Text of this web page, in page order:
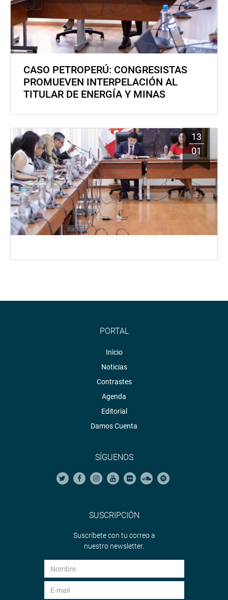
CASO PETROPERÚ: CONGRESISTAS
PROMUEVEN INTERPELACIÓN AL
TITULAR DE ENERGÍA Y MINAS
13
01
PORTAL
Inicio
Noticias
Contrastes
Agenda
Editorial
Damos Cuenta
SÍGUENOS
SUSCRIPCIÓN
Suscríbete con tu correo a
nuestro newsletter.